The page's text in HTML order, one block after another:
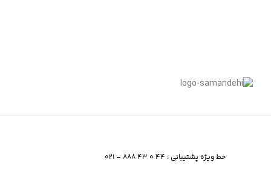
خط ویژه پشتیبانی : 44 0 43 888 – 021